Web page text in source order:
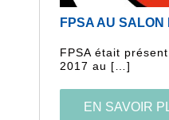
FPSA AU SALON
FPSA était
2017 au […]
EN SAVOIR